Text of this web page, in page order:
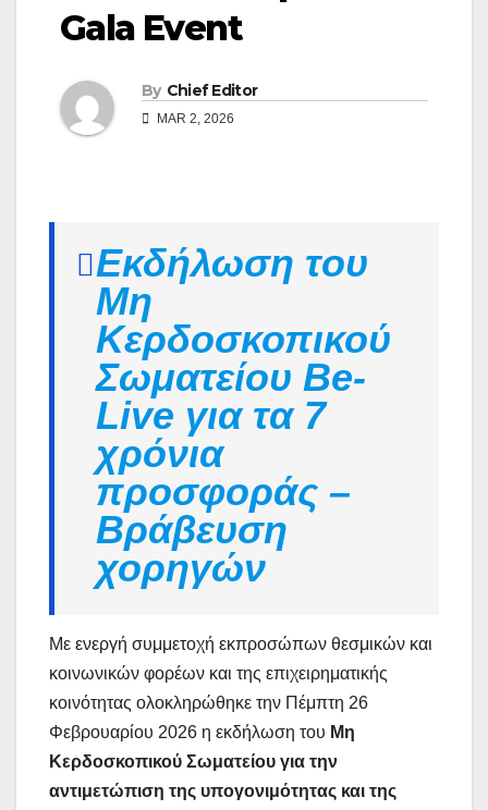
Gala Event
By Chief Editor
MAR 2, 2026
Εκδήλωση του
Μη
Κερδοσκοπικού
Σωματείου Be-
Live για τα 7
χρόνια
προσφοράς –
Βράβευση
χορηγών
Με ενεργή συμμετοχή εκπροσώπων θεσμικών και
κοινωνικών φορέων και της επιχειρηματικής
κοινότητας ολοκληρώθηκε την Πέμπτη 26
Φεβρουαρίου 2026 η εκδήλωση του Μη
Κερδοσκοπικού Σωματείου για την
αντιμετώπιση της υπογονιμότητας και της